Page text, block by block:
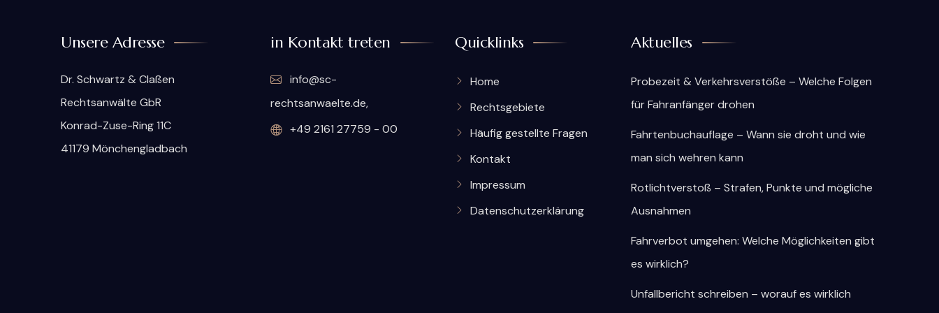
Unsere Adresse
Dr. Schwartz & Claßen
Rechtsanwälte GbR
Konrad-Zuse-Ring 11C
41179 Mönchengladbach
in Kontakt treten
info@sc-
rechtsanwaelte.de,
+49 2161 27759 - 00
Quicklinks
Home
Rechtsgebiete
Häufig gestellte Fragen
Kontakt
Impressum
Datenschutzerklärung
Aktuelles
Probezeit & Verkehrsverstöße – Welche Folgen
für Fahranfänger drohen
Fahrtenbuchauflage – Wann sie droht und wie
man sich wehren kann
Rotlichtverstoß – Strafen, Punkte und mögliche
Ausnahmen
Fahrverbot umgehen: Welche Möglichkeiten gibt
es wirklich?
Unfallbericht schreiben – worauf es wirklich